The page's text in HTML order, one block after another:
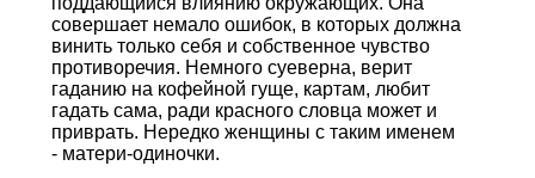
совершает немало ошибок, в которых должна
винить только себя и собственное чувство
противоречия. Немного суеверна, верит
гаданию на кофейной гуще, картам, любит
гадать сама, ради красного словца может и
приврать. Нередко женщины с таким именем
- матери-одиночки.